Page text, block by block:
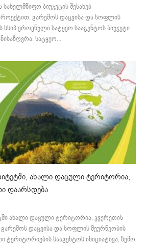
ბიუჯეტის შესახებ
გარემოს დაცვისა და სოფლის
სსიპ ეროვნული სატყეო სააგენტოს ბიუჯეტი
სატყეო...
ახალი დაცული ტერიტორია,
დაარსდება
ახალი დაცული ტერიტორია, კვერეთის
დაცვისა და სოფლის მეურნეობის
ტერიტორიების სააგენტოს ინიციატივა, ზემო